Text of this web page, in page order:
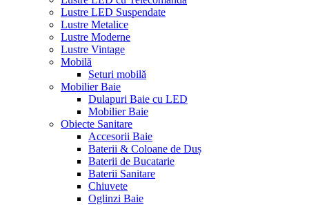
Lustre LED Suspendate
Lustre Metalice
Lustre Moderne
Lustre Vintage
Mobilă
Seturi mobilă
Mobilier Baie
Dulapuri Baie cu LED
Mobilier Baie
Obiecte Sanitare
Accesorii Baie
Baterii & Coloane de Duș
Baterii de Bucatarie
Baterii Sanitare
Chiuvete
Oglinzi Baie